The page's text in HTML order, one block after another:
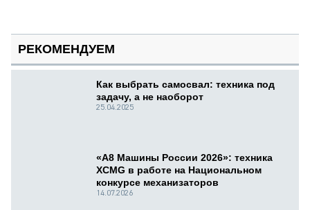
РЕКОМЕНДУЕМ
Как выбрать самосвал: техника под
задачу, а не наоборот
25.04.2025
«А8 Машины России 2026»: техника
XCMG в работе на Национальном
конкурсе механизаторов
14.07.2026